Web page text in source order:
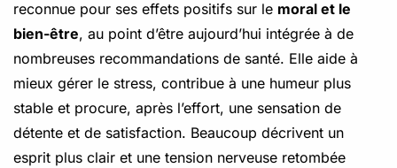
reconnue pour ses effets positifs sur le moral et le
bien-être, au point d’être aujourd’hui intégrée à de
nombreuses recommandations de santé. Elle aide à
mieux gérer le stress, contribue à une humeur plus
stable et procure, après l’effort, une sensation de
détente et de satisfaction. Beaucoup décrivent un
esprit plus clair et une tension nerveuse retombée